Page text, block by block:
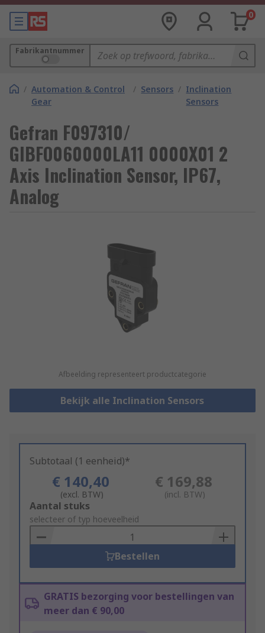
0
Fabrikantnummer
/ Automation & Control
Gear
/ Sensors / Inclination
Sensors
Gefran F097310/
GIBFO060000LA11 0000X01 2
Axis Inclination Sensor, IP67,
Analog
Afbeelding representeert productcategorie
Bekijk alle Inclination Sensors
Subtotaal (1 eenheid)*
€ 140,40
(excl. BTW)
€ 169,88
(incl. BTW)
Add
to
Basket
Aantal stuks
selecteer of typ hoeveelheid
Bestellen
GRATIS bezorging voor bestellingen van
meer dan € 90,00